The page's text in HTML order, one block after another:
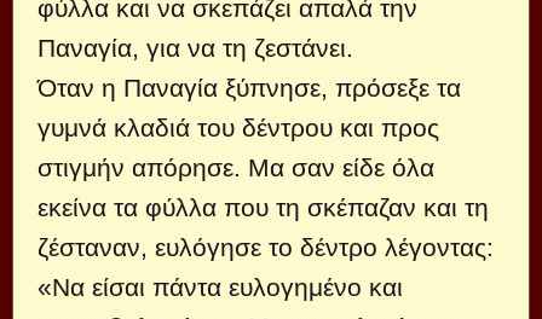
φύλλα και να σκεπάζει απαλά την
Παναγία, για να τη ζεστάνει.
Όταν η Παναγία ξύπνησε, πρόσεξε τα
γυμνά κλαδιά του δέντρου και προς
στιγμήν απόρησε. Μα σαν είδε όλα
εκείνα τα φύλλα που τη σκέπαζαν και τη
ζέσταναν, ευλόγησε το δέντρο λέγοντας:
«Να είσαι πάντα ευλογημένο και